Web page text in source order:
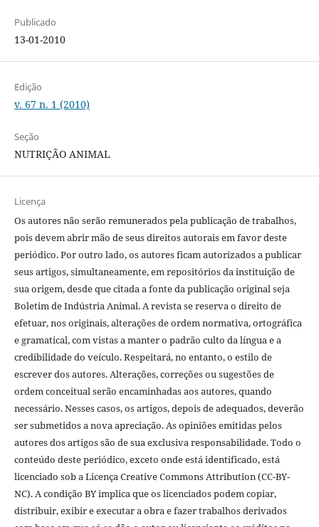
Publicado
13-01-2010
Edição
v. 67 n. 1 (2010)
Seção
NUTRIÇÃO ANIMAL
Licença
Os autores não serão remunerados pela publicação de trabalhos,
pois devem abrir mão de seus direitos autorais em favor deste
periódico. Por outro lado, os autores ficam autorizados a publicar
seus artigos, simultaneamente, em repositórios da instituição de
sua origem, desde que citada a fonte da publicação original seja
Boletim de Indústria Animal. A revista se reserva o direito de
efetuar, nos originais, alterações de ordem normativa, ortográfica
e gramatical, com vistas a manter o padrão culto da língua e a
credibilidade do veículo. Respeitará, no entanto, o estilo de
escrever dos autores. Alterações, correções ou sugestões de
ordem conceitual serão encaminhadas aos autores, quando
necessário. Nesses casos, os artigos, depois de adequados, deverão
ser submetidos a nova apreciação. As opiniões emitidas pelos
autores dos artigos são de sua exclusiva responsabilidade. Todo o
conteúdo deste periódico, exceto onde está identificado, está
licenciado sob a Licença Creative Commons Attribution (CC-BY-
NC). A condição BY implica que os licenciados podem copiar,
distribuir, exibir e executar a obra e fazer trabalhos derivados